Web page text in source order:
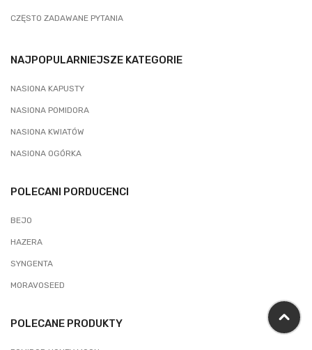
CZĘSTO ZADAWANE PYTANIA
NAJPOPULARNIEJSZE KATEGORIE
NASIONA KAPUSTY
NASIONA POMIDORA
NASIONA KWIATÓW
NASIONA OGÓRKA
POLECANI PORDUCENCI
BEJO
HAZERA
SYNGENTA
MORAVOSEED
POLECANE PRODUKTY